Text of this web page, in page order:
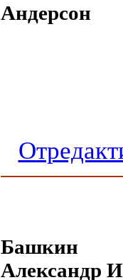
Андерсон
Башкин
Александр